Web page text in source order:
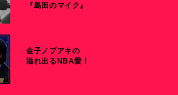
『島田のマイク』
金子ノブアキの
溢れ出るNBA愛！